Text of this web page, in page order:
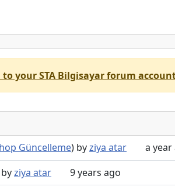
to your STA Bilgisayar forum
Güncelleme) byziya atar
a year
ziya atar
9 years ago